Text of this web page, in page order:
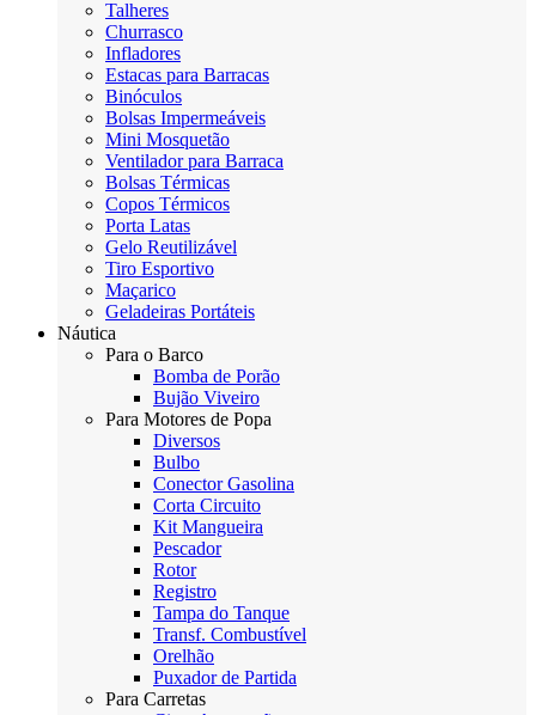
Talheres
Churrasco
Infladores
Estacas para Barracas
Binóculos
Bolsas Impermeáveis
Mini Mosquetão
Ventilador para Barraca
Bolsas Térmicas
Copos Térmicos
Porta Latas
Gelo Reutilizável
Tiro Esportivo
Maçarico
Geladeiras Portáteis
Náutica
Para o Barco
Bomba de Porão
Bujão Viveiro
Para Motores de Popa
Diversos
Bulbo
Conector Gasolina
Corta Circuito
Kit Mangueira
Pescador
Rotor
Registro
Tampa do Tanque
Transf. Combustível
Orelhão
Puxador de Partida
Para Carretas